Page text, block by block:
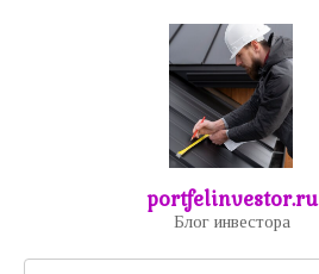
portfelinvestor.ru
Блог инвестора